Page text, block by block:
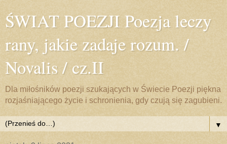
ŚWIAT POEZJI Poezja leczy
rany, jakie zadaje rozum. /
Novalis / cz.II
Dla miłośników poezji szukających w Świecie Poezji piękna
rozjaśniającego życie i schronienia, gdy czują się zagubieni.
▼